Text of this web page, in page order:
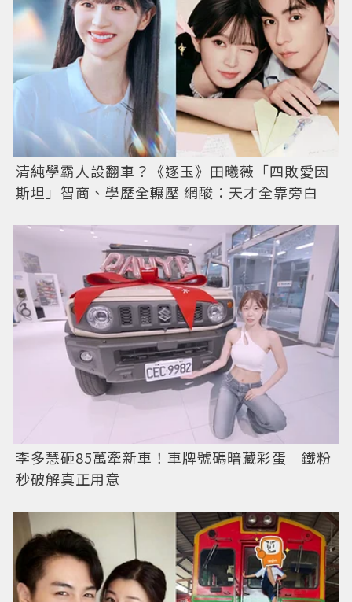
清純學霸人設翻車？《逐玉》田曦薇「四敗愛因
斯坦」智商、學歷全輾壓 網酸：天才全靠旁白
李多慧砸85萬牽新車！車牌號碼暗藏彩蛋 鐵粉
秒破解真正用意